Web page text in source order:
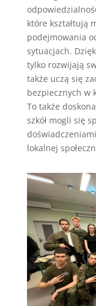
które kształtują
podejmowania
sytuacjach.
tylko rozwijają
także uczą się
bezpiecznych w
To także
szkół mogli się
lokalnej